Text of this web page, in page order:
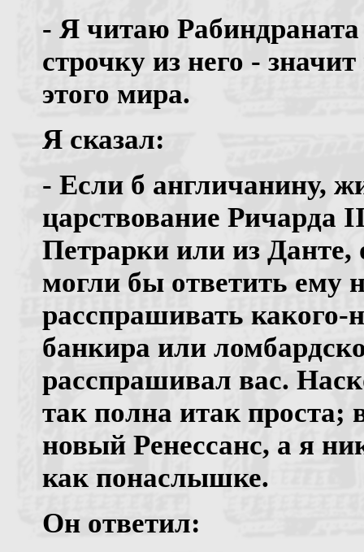
- Я читаю
строчку из него -
этого мира.
Я сказал:
- Если б англичанину,
царствование Ричарда
Петрарки или из
могли бы ответить ему
расспрашивать какого-
банкира или
расспрашивал вас.
так полна итак проста;
новый Ренессанс, а я
как понаслышке.
Он ответил: